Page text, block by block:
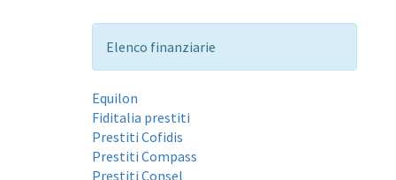
Elenco finanziarie
Equilon
Fiditalia prestiti
Prestiti Cofidis
Prestiti Compass
Prestiti Consel